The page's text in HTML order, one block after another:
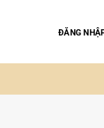
ĐĂNG